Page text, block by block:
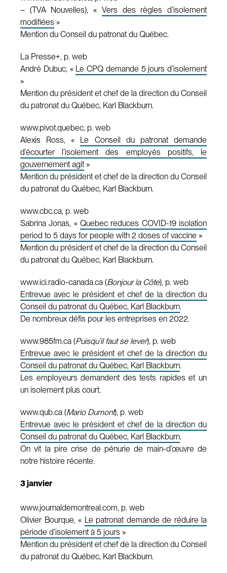
– (TVA Nouvelles), « Vers des règles d’isolement
modifiées »
Mention du Conseil du patronat du Québec.
La Presse+, p. web
André Dubuc, « Le CPQ demande 5 jours d’isolement
»
Mention du président et chef de la direction du Conseil
du patronat du Québec, Karl Blackburn.
www.pivot.quebec, p. web
Alexis Ross, « Le Conseil du patronat demande
d’écourter l’isolement des employés positifs, le
gouvernement agit »
Mention du président et chef de la direction du Conseil
du patronat du Québec, Karl Blackburn.
www.cbc.ca, p. web
Sabrina Jonas, « Quebec reduces COVID-19 isolation
period to 5 days for people with 2 doses of vaccine »
Mention du président et chef de la direction du Conseil
du patronat du Québec, Karl Blackburn.
www.ici.radio-canada.ca (Bonjour la Côte), p. web
Entrevue avec le président et chef de la direction du
Conseil du patronat du Québec, Karl Blackburn.
De nombreux défis pour les entreprises en 2022.
www.985fm.ca (Puisqu’il faut se lever), p. web
Entrevue avec le président et chef de la direction du
Conseil du patronat du Québec, Karl Blackburn.
Les employeurs demandent des tests rapides et un
un isolement plus court.
www.qub.ca (Mario Dumont), p. web
Entrevue avec le président et chef de la direction du
Conseil du patronat du Québec, Karl Blackburn.
On vit la pire crise de pénurie de main-d’œuvre de
notre histoire récente.
3 janvier
www.journaldemontreal.com, p. web
Olivier Bourque, « Le patronat demande de réduire la
période d’isolement à 5 jours »
Mention du président et chef de la direction du Conseil
du patronat du Québec, Karl Blackburn.